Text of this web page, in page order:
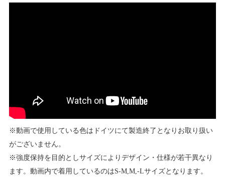
※動画で使用している色はドイツにて製造終了となりお取り扱い
がございません。
※強度保持を目的としサイズによりデザイン・仕様が若干異なり
ます。動画内で着用しているのはS-M,M,-Lサイズとなります。